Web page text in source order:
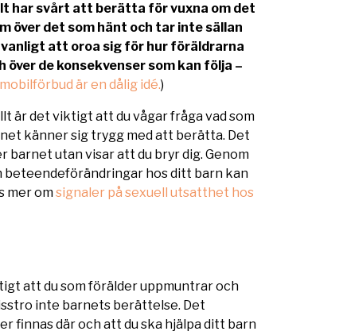
har svårt att berätta för vuxna om det
över det som hänt och tar inte sällan
att oroa sig för hur föräldrarna
över de konsekvenser som kan följa –
är en dålig idé.)
är det viktigt att du vågar fråga vad som
känner sig trygg med att berätta. Det
barnet utan visar att du bryr dig. Genom
beteendeförändringar hos ditt barn kan
mer omsignaler på sexuell utsatthet hos
att du som förälder uppmuntrar och
inte barnets berättelse. Det
finnas där och att du ska hjälpa ditt barn